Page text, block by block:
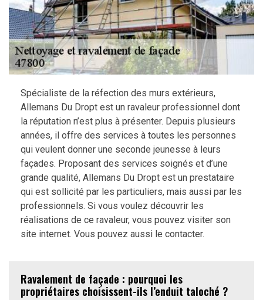
Spécialiste de la réfection des murs extérieurs,
Allemans Du Dropt est un ravaleur professionnel dont
la réputation n’est plus à présenter. Depuis plusieurs
années, il offre des services à toutes les personnes
qui veulent donner une seconde jeunesse à leurs
façades. Proposant des services soignés et d’une
grande qualité, Allemans Du Dropt est un prestataire
qui est sollicité par les particuliers, mais aussi par les
professionnels. Si vous voulez découvrir les
réalisations de ce ravaleur, vous pouvez visiter son
site internet. Vous pouvez aussi le contacter.
Ravalement de façade : pourquoi les
propriétaires choisissent-ils l’enduit taloché ?